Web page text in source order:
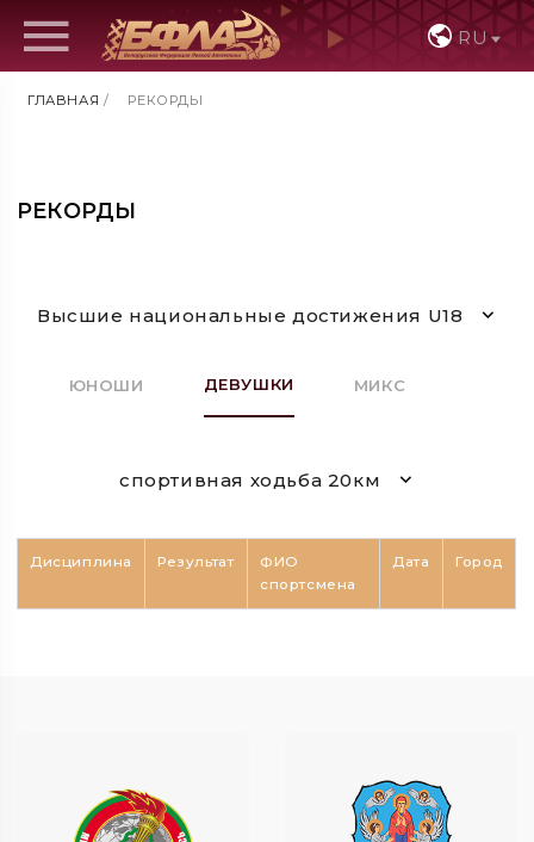
RU
ГЛАВНАЯ / РЕКОРДЫ
РЕКОРДЫ
Высшие национальные достижения U18
ЮНОШИ ДЕВУШКИ МИКС
спортивная ходьба 20км
Дисциплина Результат
ФИО
спортсмена
Дата Город